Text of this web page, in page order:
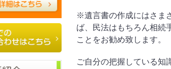
※遺言書の作成にはさま
ば、民法はもちろん相続
ことをお勧め致します。
ご自分の把握している知